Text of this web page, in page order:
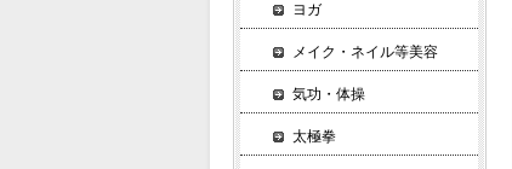
ヨガ
メイク・ネイル等美容
気功・体操
太極拳